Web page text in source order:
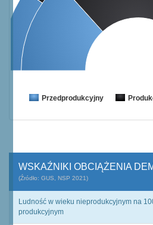
Przedprodukcyjny
WSKAŹNIKI OBCIĄŻENIA
(Źródło: GUS, NSP 2021)
Ludność w wieku nieprodukcyjnym na
produkcyjnym